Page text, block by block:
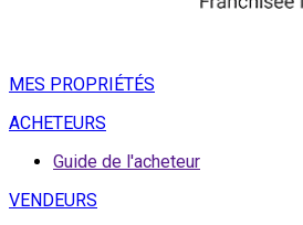
MES PROPRIÉTÉS
ACHETEURS
Guide de l'acheteur
VENDEURS